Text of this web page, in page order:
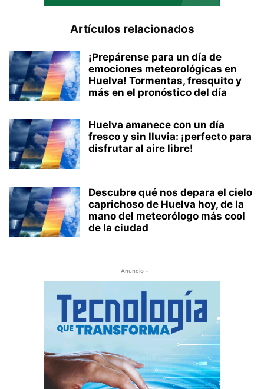
Artículos relacionados
¡Prepárense para un día de
emociones meteorológicas en
Huelva! Tormentas, fresquito y
más en el pronóstico del día
Huelva amanece con un día
fresco y sin lluvia: ¡perfecto para
disfrutar al aire libre!
Descubre qué nos depara el cielo
caprichoso de Huelva hoy, de la
mano del meteorólogo más cool
de la ciudad
- Anuncio -